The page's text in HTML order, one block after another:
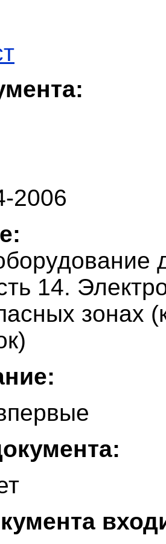
2006
14.
зонах